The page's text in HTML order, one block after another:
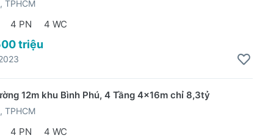
TPHCM
4 PN 4 WC
triệu
12m khu Bình Phú, 4 Tầng 4x16m chỉ 8,3tỷ
TPHCM
4 PN 4 WC